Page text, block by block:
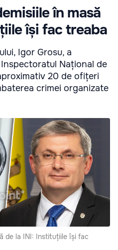
în masă
își fac treaba
Igor Grosu, a
Național de
20 de ofițeri
crimei organizate
de la INI: Instituțiile își fac